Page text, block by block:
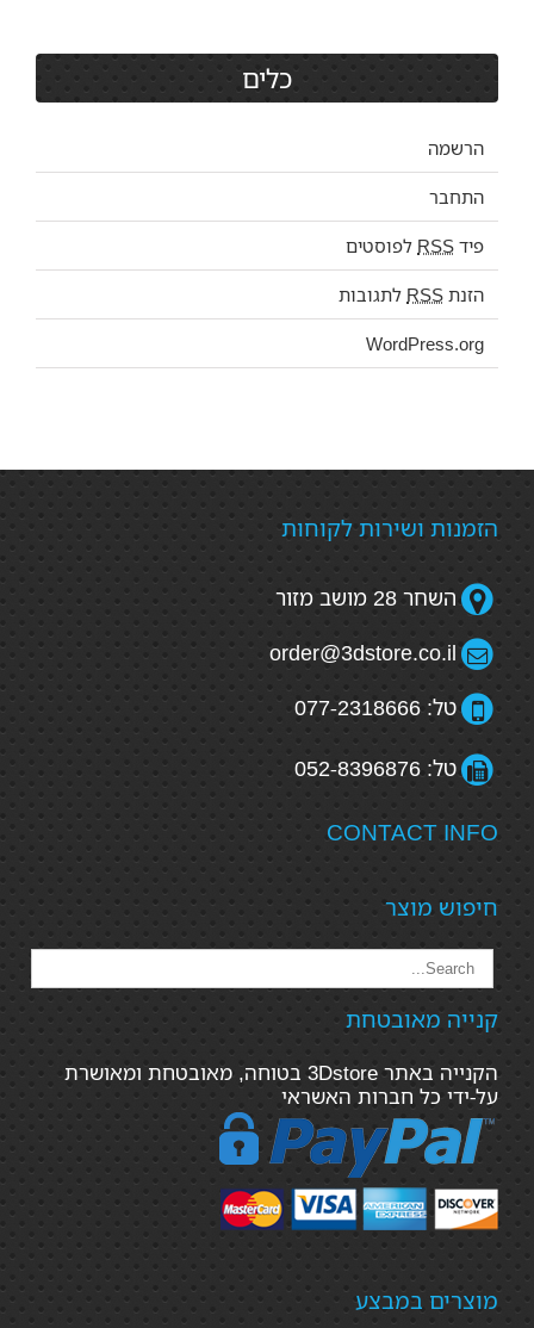
כלים
הרשמה
התחבר
פיד RSS לפוסטים
הזנת RSS לתגובות
WordPress.org
הזמנות ושירות לקוחות
השחר 28 מושב מזור
order@3dstore.co.il
טל: 077-2318666
טל: 052-8396876
CONTACT INFO
חיפוש מוצר
קנייה מאובטחת
הקנייה באתר 3Dstore בטוחה, מאובטחת ומאושרת
על-ידי כל חברות האשראי
מוצרים במבצע